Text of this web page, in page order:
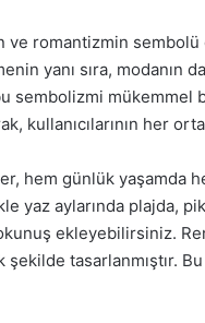
ve romantizmin
yanı sıra, modanın
mükemmel
kullanıcılarının her
hem günlük yaşamda
yaz aylarında plajda,
ekleyebilirsiniz.
şekilde tasarlanmıştır.